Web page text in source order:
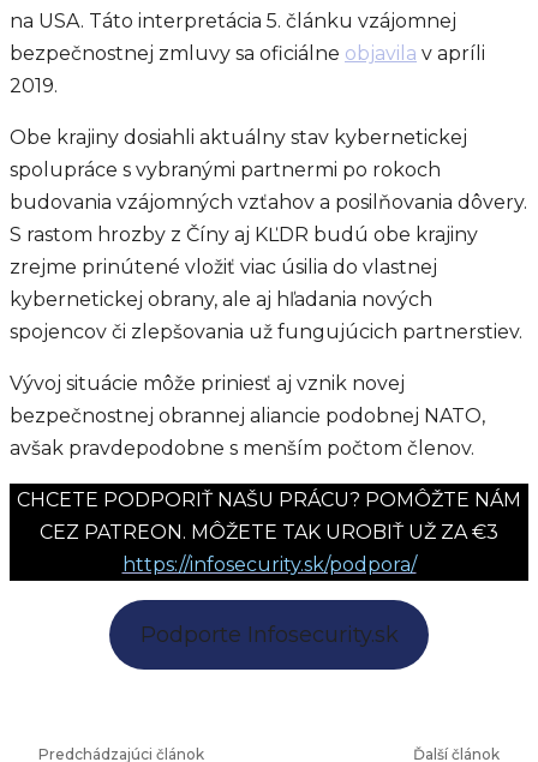
na USA. Táto interpretácia 5. článku vzájomnej
bezpečnostnej zmluvy sa oficiálne objavila v apríli
2019.
Obe krajiny dosiahli aktuálny stav kybernetickej
spolupráce s vybranými partnermi po rokoch
budovania vzájomných vzťahov a posilňovania dôvery.
S rastom hrozby z Číny aj KĽDR budú obe krajiny
zrejme prinútené vložiť viac úsilia do vlastnej
kybernetickej obrany, ale aj hľadania nových
spojencov či zlepšovania už fungujúcich partnerstiev.
Vývoj situácie môže priniesť aj vznik novej
bezpečnostnej obrannej aliancie podobnej NATO,
avšak pravdepodobne s menším počtom členov.
CHCETE PODPORIŤ NAŠU PRÁCU? POMÔŽTE NÁM
CEZ PATREON. MÔŽETE TAK UROBIŤ UŽ ZA €3
https://infosecurity.sk/podpora/
Podporte Infosecurity.sk
Predchádzajúci článok Ďalší článok